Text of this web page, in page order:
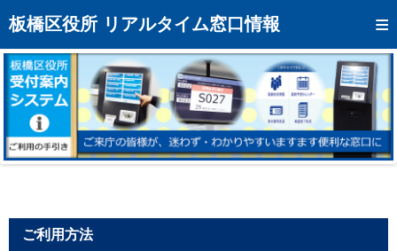
板橋区役所 リアルタイム窓口情報
トップページへ
混雑予想カレンダー
リアルタイム混雑状況
リアルタイム受付番号状況
メール通知登録
モバイルサイト
ご利用方法